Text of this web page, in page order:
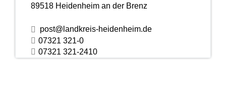
89518 Heidenheim an der Brenz
post@landkreis-heidenheim.de
07321 321-0
07321 321-2410